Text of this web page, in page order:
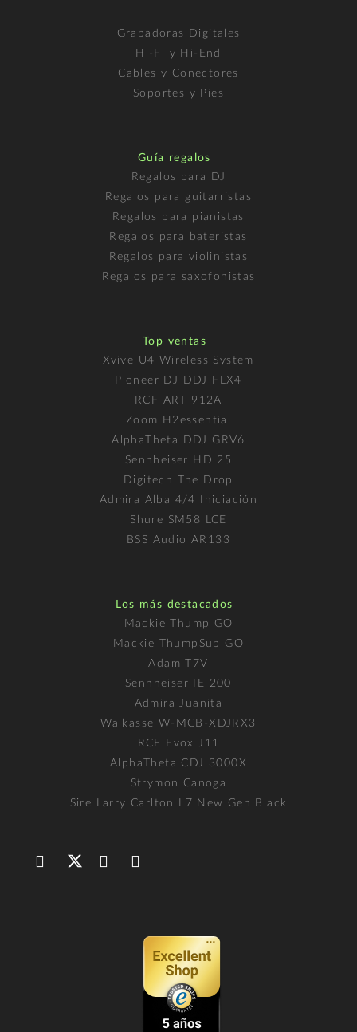
Grabadoras Digitales
Hi-Fi y Hi-End
Cables y Conectores
Soportes y Pies
Guía regalos
Regalos para DJ
Regalos para guitarristas
Regalos para pianistas
Regalos para bateristas
Regalos para violinistas
Regalos para saxofonistas
Top ventas
Xvive U4 Wireless System
Pioneer DJ DDJ FLX4
RCF ART 912A
Zoom H2essential
AlphaTheta DDJ GRV6
Sennheiser HD 25
Digitech The Drop
Admira Alba 4/4 Iniciación
Shure SM58 LCE
BSS Audio AR133
Los más destacados
Mackie Thump GO
Mackie ThumpSub GO
Adam T7V
Sennheiser IE 200
Admira Juanita
Walkasse W-MCB-XDJRX3
RCF Evox J11
AlphaTheta CDJ 3000X
Strymon Canoga
Sire Larry Carlton L7 New Gen Black